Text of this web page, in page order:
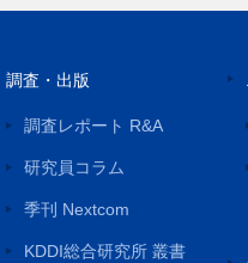
調査・出版
調査レポート R&A
研究員コラム
季刊 Nextcom
KDDI総合研究所 叢書